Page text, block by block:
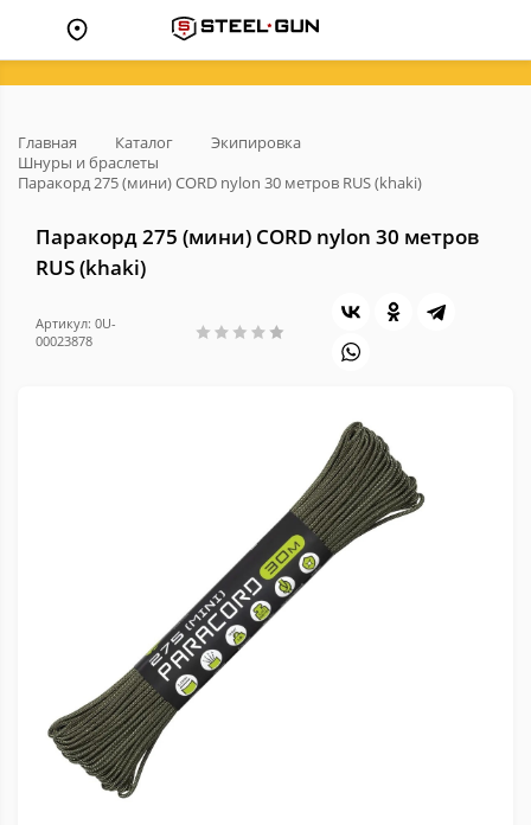
Главная Каталог
Экипировка
Шнуры и браслеты
Паракорд 275 (мини) CORD nylon 30 метров RUS (khaki)
Паракорд 275 (мини) CORD nylon 30 метров
RUS (khaki)
Артикул: 0U-
00023878